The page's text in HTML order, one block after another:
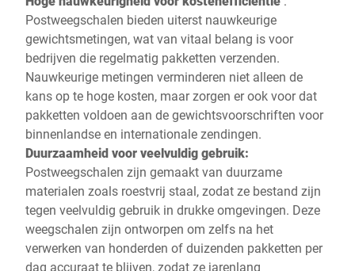
Postweegschalen bieden uiterst nauwkeurige
gewichtsmetingen, wat van vitaal belang is voor
bedrijven die regelmatig pakketten verzenden.
Nauwkeurige metingen verminderen niet alleen de
kans op te hoge kosten, maar zorgen er ook voor dat
pakketten voldoen aan de gewichtsvoorschriften voor
binnenlandse en internationale zendingen.
Duurzaamheid voor veelvuldig gebruik:
Postweegschalen zijn gemaakt van duurzame
materialen zoals roestvrij staal, zodat ze bestand zijn
tegen veelvuldig gebruik in drukke omgevingen. Deze
weegschalen zijn ontworpen om zelfs na het
verwerken van honderden of duizenden pakketten per
dag accuraat te blijven, zodat ze jarenlang